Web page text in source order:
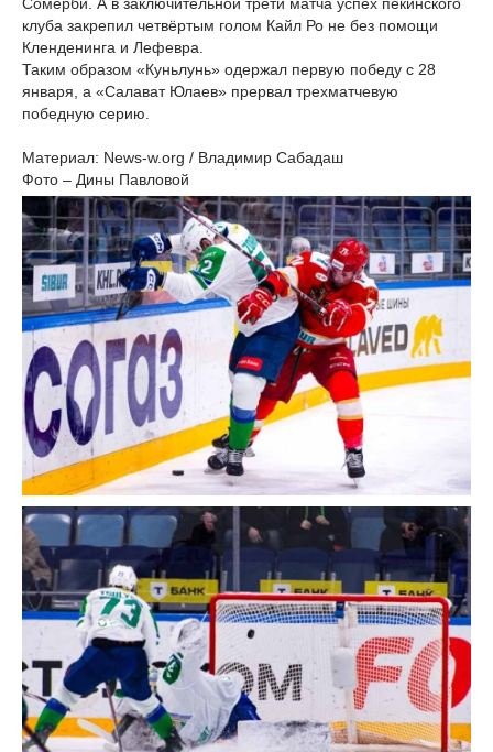
клуба закрепил четвёртым голом Кайл Ро не без помощи
Кленденинга и Лефевра.
Таким образом «Куньлунь» одержал первую победу с 28
января, а «Салават Юлаев» прервал трехматчевую
победную серию.
Материал: News-w.org / Владимир Сабадаш
Фото – Дины Павловой